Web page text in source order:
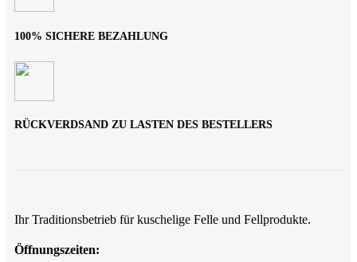
100% SICHERE BEZAHLUNG
RÜCKVERDSAND ZU LASTEN DES BESTELLERS
Ihr Traditionsbetrieb für kuschelige Felle und Fellprodukte.
Öffnungszeiten: